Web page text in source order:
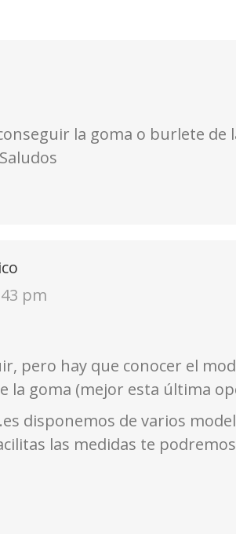
la goma o burlete de
pm
pero hay que conocer el
la goma (mejor esta última
disponemos de varios
las medidas te